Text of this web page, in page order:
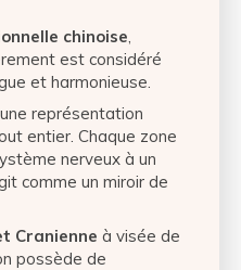
chinoise,
est considéré
et harmonieuse.
représentation
entier. Chaque zone
nerveux à un
comme un miroir de
Cranienne à visée de
possède de